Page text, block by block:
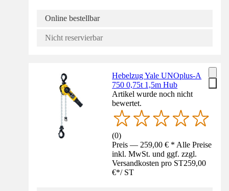
Online bestellbar
Nicht reservierbar
Hebelzug Yale UNOplus-A
750 0,75t 1,5m Hub
Artikel wurde noch nicht
bewertet.
(0)
Preis — 259,00 € * Alle Preise
inkl. MwSt. und ggf. zzgl.
Versandkosten pro ST259,00
€*/ ST